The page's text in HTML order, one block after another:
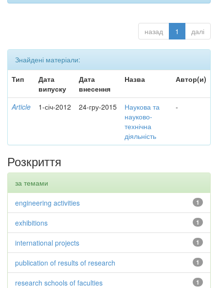
назад 1 далі
Знайдені матеріали:
Тип
Дата
випуску
Дата
внесення
Назва Автор(и)
Article 1-січ-2012 24-гру-2015
Наукова та
науково-
технічна
діяльність
-
Розкриття
за темами
1
engineering activities
1
exhibitions
1
international projects
1
publication of results of research
1
research schools of faculties